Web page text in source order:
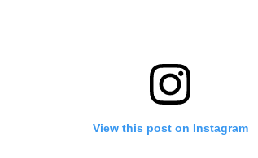
View this post on Instagram